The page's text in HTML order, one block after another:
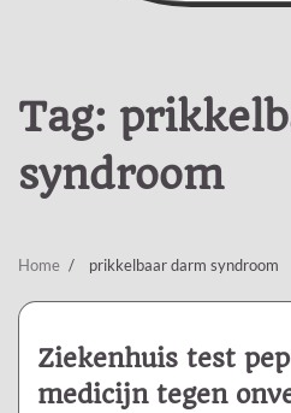
Tag:
syndroom
Home prikkelbaar darm syndroom
Ziekenhuis test
medicijn tegen